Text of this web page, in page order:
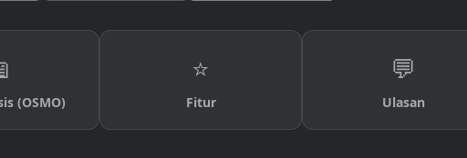
(OSMO)
⭐
Fitur
💬
Ulasan